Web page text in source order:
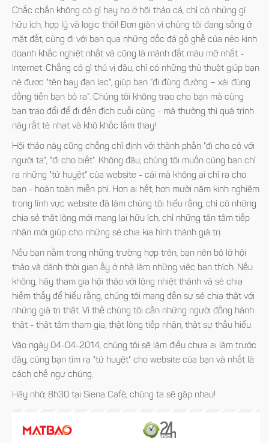
Chắc chắn không có gì hay ho ở hội thảo cả, chỉ có những gì
hữu ích, hợp lý và logic thôi! Đơn giản vì chúng tôi đang sống ở
mặt đất, cùng đi với bạn qua những dốc đá gồ ghề của nẻo kinh
doanh khắc nghiệt nhất và cũng là mảnh đất màu mỡ nhất -
Internet. Chẳng có gì thú vị đâu, chỉ có những thủ thuật giúp bạn
né được "tên bay đạn lạc", giúp bạn “đi đúng đường – xài đúng
đồng tiền bạn bỏ ra”. Chúng tôi không trao cho bạn mà cùng
bạn trao đổi để đi đến đích cuối cùng - mà thường thì quá trình
này rất tẻ nhạt và khô khốc lắm thay!
Hội thảo này cũng chống chỉ định với thành phần "đi cho có với
người ta", "đi cho biết". Không đâu, chúng tôi muốn cùng bạn chỉ
ra những "tử huyệt" của website - cái mà không ai chỉ ra cho
bạn - hoàn toàn miễn phí. Hơn ai hết, hơn mười năm kinh nghiệm
trong lĩnh vực website đã làm chúng tôi hiểu rằng, chỉ có những
chia sẻ thật lòng mới mang lại hữu ích, chỉ những tận tâm tiếp
nhận mới giúp cho những sẻ chia kia hình thành giá trị.
Nếu bạn nằm trong những trường hợp trên, bạn nên bỏ lỡ hội
thảo và dành thời gian ấy ở nhà làm những việc bạn thích. Nếu
không, hãy tham gia hội thảo với lòng nhiệt thành và sẻ chia
hiếm thấy để hiểu rằng, chúng tôi mang đến sự sẻ chia thật với
những giá trị thật. Vì thế chúng tôi cần những người đồng hành
thật - thật tâm tham gia, thật lòng tiếp nhận, thật sự thấu hiểu.
Vào ngày 04-04-2014, chúng tôi sẽ làm điều chưa ai làm trước
đây, cùng bạn tìm ra "tử huyệt" cho website của bạn và nhất là:
cách chế ngự chúng.
Hãy nhớ, 8h30 tại Siena Café, chúng ta sẽ gặp nhau!